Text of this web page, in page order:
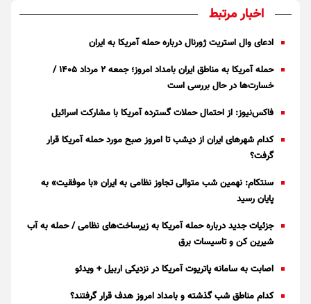
اخبار مرتبط
ادعای وال استریت ژورنال درباره حمله آمریکا به ایران
حمله آمریکا به مناطق ایران بامداد امروز؛ جمعه ۲ مرداد ۱۴۰۵ /
خسارت‌ها در حال بررسی است
فاکس‌نیوز: از احتمال حملات گسترده آمریکا با مشارکت اسرائیل
کدام شهر‌های ایران از دیشب تا امروز صبح مورد حمله آمریکا قرار
گرفت؟
سنتکام: نهمین شب متوالی تجاوز نظامی به ایران «با موفقیت» به
پایان رسید
جزئیات جدید درباره حمله آمریکا به زیرساخت‌های نظامی / حمله به آب
شیرین کن و تاسیسات برق
اصابت به سامانه پاتریوت آمریکا در نزدیکی اربیل + ویدئو
کدام مناطق شب گذشته و بامداد امروز هدف قرار گرفتند؟